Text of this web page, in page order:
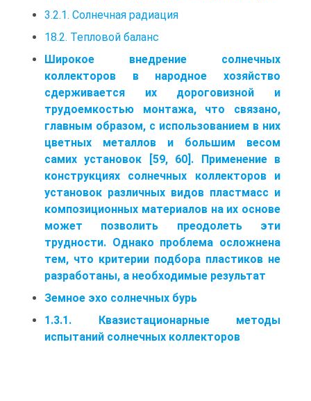
3.2.1. Солнечная радиация
18.2. Тепловой баланс
Широкое внедрение солнечных
коллекторов в народное хозяйство
сдерживается их дороговизной и
трудоемкостью монтажа, что связано,
главным образом, с использованием в них
цветных металлов и большим весом
самих установок [59, 60]. Применение в
конструкциях солнечных коллекторов и
установок различных видов пластмасс и
композиционных материалов на их основе
может позволить преодолеть эти
трудности. Однако проблема осложнена
тем, что критерии подбора пластиков не
разработаны, а необходимые результат
Земное эхо солнечных бурь
1.3.1. Квазистационарные методы
испытаний солнечных коллекторов